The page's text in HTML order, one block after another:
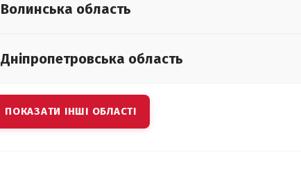
Волинська область
Дніпропетровська область
ПОКАЗАТИ ІНШІ ОБЛАСТІ